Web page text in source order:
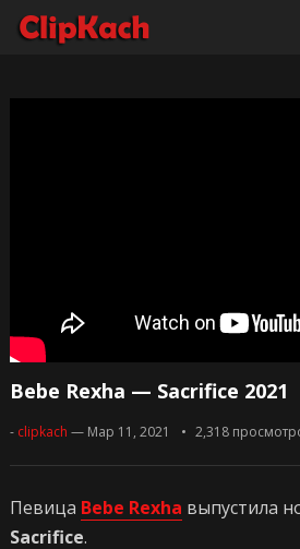
Bebe Rexha — Sacrifice 2021
- clipkach — Мар 11, 2021 2,318
Певица Bebe Rexha выпустила
Sacrifice.